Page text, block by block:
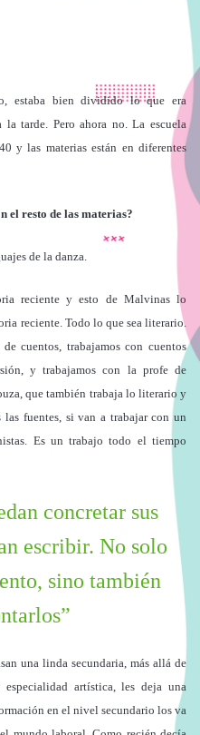
estaba bien dividido lo que era
tarde. Pero ahora no. La escuela
y las materias están en diferentes
el resto de las materias?
de la danza.
reciente y esto de Malvinas lo
reciente. Todo lo que sea literario.
cuentos, trabajamos con cuentos
y trabajamos con la profe de
que también trabaja lo literario y
fuentes, si van a trabajar con un
Es un trabajo todo el tiempo
concretar sus
escribir. No solo
sino también
una linda secundaria, más allá de
artística, les deja una
en el nivel secundario los va